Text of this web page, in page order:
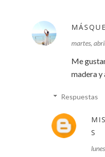
martes,
Me
madera y
Respuestas
S